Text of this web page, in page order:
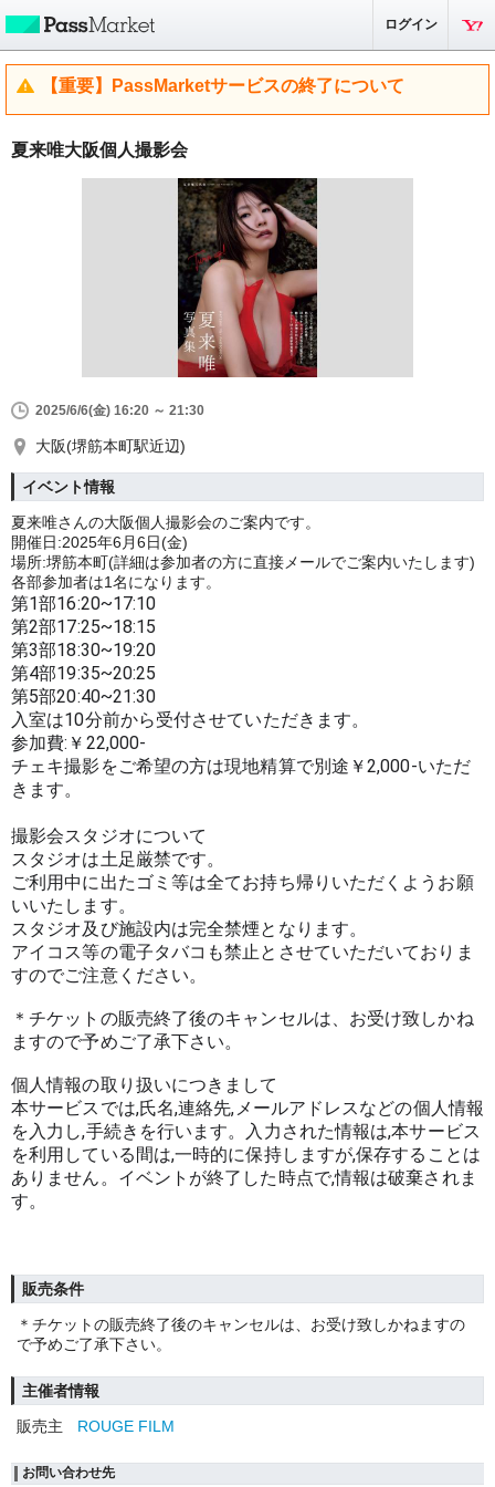
ログイン
【重要】PassMarketサービスの終了について
夏来唯大阪個人撮影会
2025/6/6(金) 16:20 ～ 21:30
大阪(堺筋本町駅近辺)
イベント情報
夏来唯さんの大阪個人撮影会のご案内です。
開催日:2025年6月6日(金)
場所:堺筋本町(詳細は参加者の方に直接メールでご案内いたします)
各部参加者は1名になります。
第1部16:20~17:10
第2部17:25~18:15
第3部18:30~19:20
第4部19:35~20:25
第5部20:40~21:30
入室は10分前から受付させていただきます。
参加費:￥22,000-
チェキ撮影をご希望の方は現地精算で別途￥2,000-いただ
きます。
撮影会スタジオについて
スタジオは土足厳禁です。
ご利用中に出たゴミ等は全てお持ち帰りいただくようお願
いいたします。
スタジオ及び施設内は完全禁煙となります。
アイコス等の電子タバコも禁止とさせていただいておりま
すのでご注意ください。
＊チケットの販売終了後のキャンセルは、お受け致しかね
ますので予めご了承下さい。
個人情報の取り扱いにつきまして
本サービスでは,氏名,連絡先,メールアドレスなどの個人情報
を入力し,手続きを行います。入力された情報は,本サービス
を利用している間は,一時的に保持しますが,保存することは
ありません。イベントが終了した時点で,情報は破棄されま
す。
販売条件
＊チケットの販売終了後のキャンセルは、お受け致しかねますの
で予めご了承下さい。
主催者情報
販売主
ROUGE FILM
お問い合わせ先